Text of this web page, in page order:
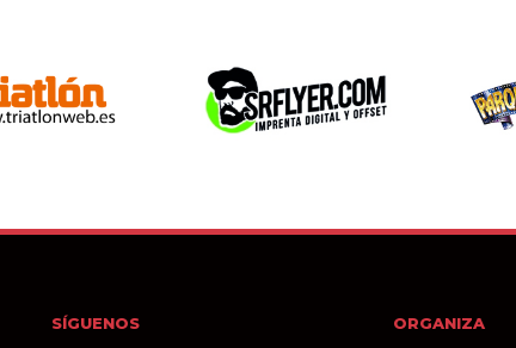
SÍGUENOS ORGANIZA